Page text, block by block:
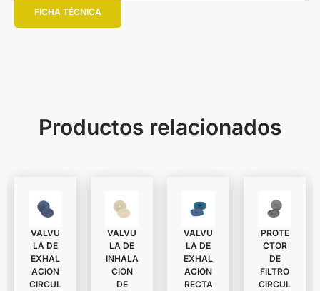
FICHA TÉCNICA
Productos relacionados
VALVU
LA DE
EXHAL
ACION
CIRCUL
VALVU
LA DE
INHALA
CION
DE
VALVU
LA DE
EXHAL
ACION
RECTA
PROTE
CTOR
DE
FILTRO
CIRCUL